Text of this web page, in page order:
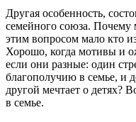
Другая особенность,
семейного союза.
этим вопросом мало кто
Хорошо, когда мотивы и
если они разные: один
благополучию в семье, и
другой мечтает о детях?
в семье.